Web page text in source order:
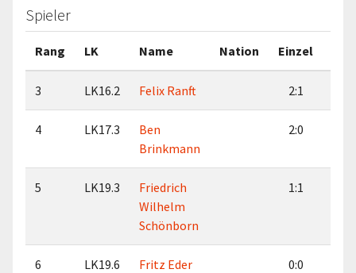
Spieler
Rang LK Name Nation Einzel
3 LK16.2 Felix Ranft 2:1
4 LK17.3
Ben
Brinkmann
2:0
5 LK19.3
Friedrich
Wilhelm
Schönborn
1:1
6 LK19.6 Fritz Eder 0:0